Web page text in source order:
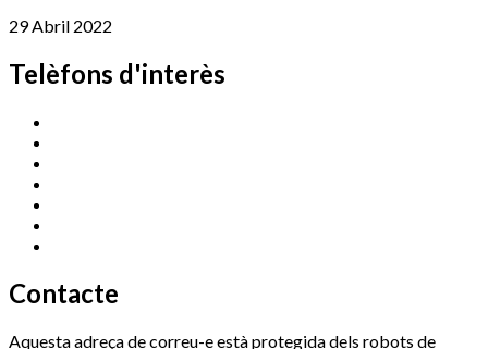
29 Abril 2022
Telèfons d'interès
Contacte
Aquesta adreça de correu-e està protegida dels robots de